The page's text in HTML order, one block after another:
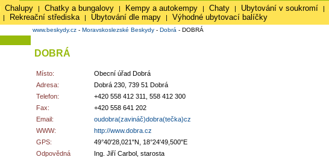
Chalupy | Chatky a bungalovy | Kempy a autokempy | Chaty | Ubytování v soukromí |
| Rekreační střediska | Ubytování dle mapy | Výhodné ubytovací balíčky
www.beskydy.cz- Moravskoslezské Beskydy- Dobrá - DOBRÁ
DOBRÁ
Místo:
Obecní úřad Dobrá
Adresa:
Dobrá 230, 739 51 Dobrá
Telefon:
+420 558 412 311, 558 412 300
Fax:
+420 558 641 202
Email:
oudobra(zavináč)dobra(tečka)cz
WWW:
http://www.dobra.cz
GPS:
49°40'28,021"N, 18°24'49,500"E
Odpovědná
Ing. Jiří Carbol, starosta